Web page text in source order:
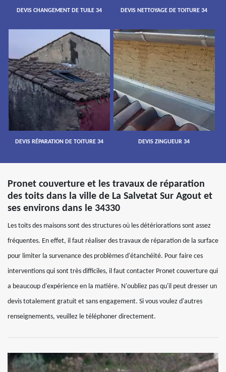
DEVIS CHANGEMENT DE TUILE 34 DEVIS NETTOYAGE DE TOITURE 34
DEVIS RÉPARATION DE TOITURE 34 DEVIS ZINGUEUR 34
Pronet couverture et les travaux de réparation
des toits dans la ville de La Salvetat Sur Agout et
ses environs dans le 34330
Les toits des maisons sont des structures où les détériorations sont assez
fréquentes. En effet, il faut réaliser des travaux de réparation de la surface
pour limiter la survenance des problèmes d'étanchéité. Pour faire ces
interventions qui sont très difficiles, il faut contacter Pronet couverture qui
a beaucoup d'expérience en la matière. N'oubliez pas qu'il peut dresser un
devis totalement gratuit et sans engagement. Si vous voulez d'autres
renseignements, veuillez le téléphoner directement.